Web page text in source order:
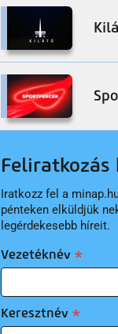
Iratkozz fel a
pénteken elküldjük
legérdekesebb híreit.
Vezetéknév
Keresztnév